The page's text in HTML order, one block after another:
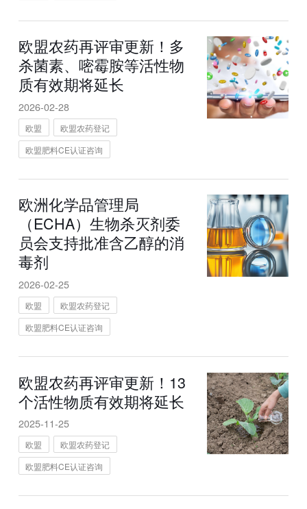
欧盟农药再评审更新！多
杀菌素、嘧霉胺等活性物
质有效期将延长
2026-02-28
欧盟
欧盟农药登记
欧盟肥料CE认证咨询
欧洲化学品管理局
（ECHA）生物杀灭剂委
员会支持批准含乙醇的消
毒剂
2026-02-25
欧盟
欧盟农药登记
欧盟肥料CE认证咨询
欧盟农药再评审更新！13
个活性物质有效期将延长
2025-11-25
欧盟
欧盟农药登记
欧盟肥料CE认证咨询